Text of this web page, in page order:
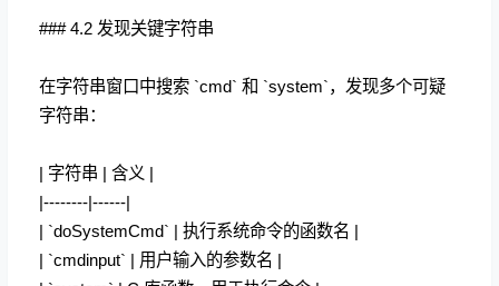
### 4.2 发现关键字符串
在字符串窗口中搜索 `cmd` 和 `system`，发现多个可疑
字符串：
| 字符串 | 含义 |
|--------|------|
| `doSystemCmd` | 执行系统命令的函数名 |
| `cmdinput` | 用户输入的参数名 |